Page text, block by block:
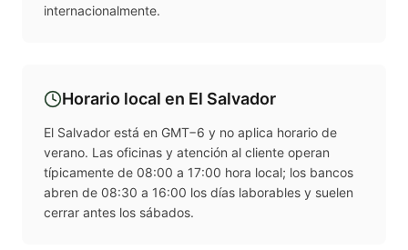
internacionalmente.
Horario local en El Salvador
El Salvador está en GMT−6 y no aplica horario de
verano. Las oficinas y atención al cliente operan
típicamente de 08:00 a 17:00 hora local; los bancos
abren de 08:30 a 16:00 los días laborables y suelen
cerrar antes los sábados.